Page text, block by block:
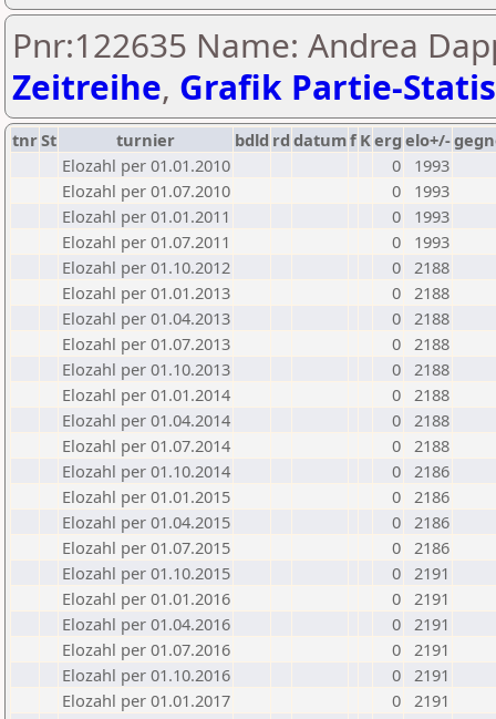
Pnr:122635 Name: Andrea
Zeitreihe, Grafik Partie-
tnrSt turnier bdld rd datumf Kerg elo+/-
Elozahl per 01.01.2010
0
1993
Elozahl per 01.07.2010
0
1993
Elozahl per 01.01.2011
0
1993
Elozahl per 01.07.2011
0
1993
Elozahl per 01.10.2012
0 2188
Elozahl per 01.01.2013
0 2188
Elozahl per 01.04.2013
0 2188
Elozahl per 01.07.2013
0 2188
Elozahl per 01.10.2013
0 2188
Elozahl per 01.01.2014
0 2188
Elozahl per 01.04.2014
0 2188
Elozahl per 01.07.2014
0 2188
Elozahl per 01.10.2014
0 2186
Elozahl per 01.01.2015
0 2186
Elozahl per 01.04.2015
0 2186
Elozahl per 01.07.2015
0 2186
Elozahl per 01.10.2015
0 2191
Elozahl per 01.01.2016
0 2191
Elozahl per 01.04.2016
0 2191
Elozahl per 01.07.2016
0 2191
Elozahl per 01.10.2016
0 2191
Elozahl per 01.01.2017
0 2191